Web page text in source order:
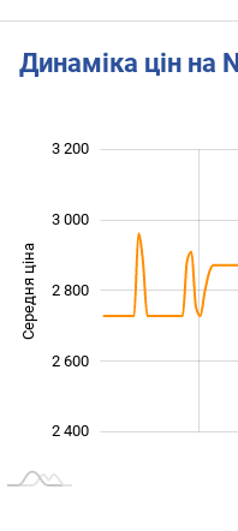
Динаміка цін на
Середня ціна 2 500
2 400
2 600
2 800
3 000
3 200